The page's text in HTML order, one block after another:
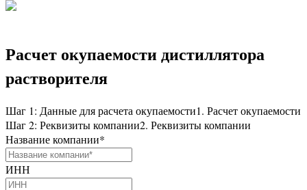
Расчет окупаемости дистиллятора
растворителя
Шаг 1: Данные для расчета окупаемости1. Расчет окупаемости
Шаг 2: Реквизиты компании2. Реквизиты компании
Название компании*
ИНН